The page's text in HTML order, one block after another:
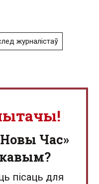
журналістаў
Час»
пісаць для